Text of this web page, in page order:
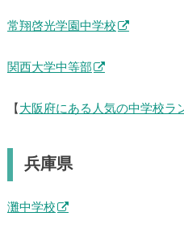
常翔啓光学園中学校
関西大学中等部
【 大阪府にある人気の中学校ラ
兵庫県
灘中学校